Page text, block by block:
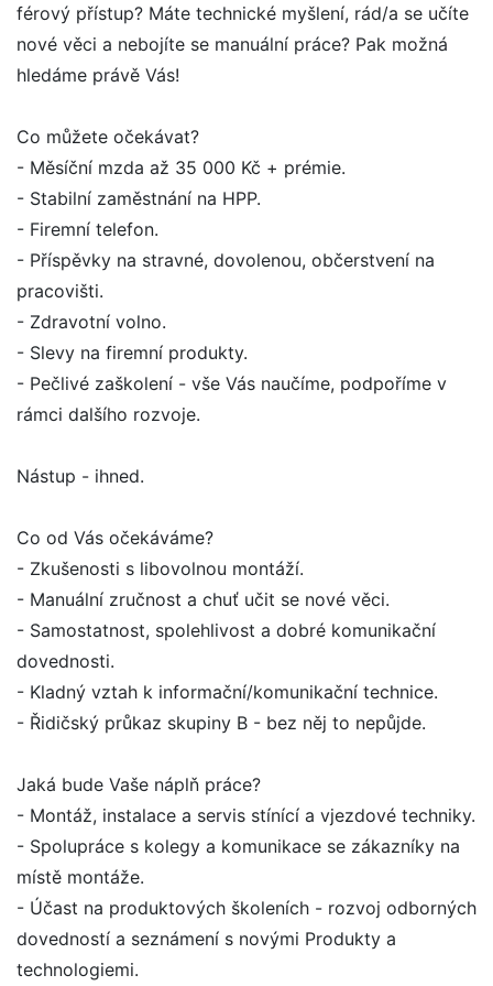
férový přístup? Máte technické myšlení, rád/a se učíte
nové věci a nebojíte se manuální práce? Pak možná
hledáme právě Vás!
Co můžete očekávat?
- Měsíční mzda až 35 000 Kč + prémie.
- Stabilní zaměstnání na HPP.
- Firemní telefon.
- Příspěvky na stravné, dovolenou, občerstvení na
pracovišti.
- Zdravotní volno.
- Slevy na firemní produkty.
- Pečlivé zaškolení - vše Vás naučíme, podpoříme v
rámci dalšího rozvoje.
Nástup - ihned.
Co od Vás očekáváme?
- Zkušenosti s libovolnou montáží.
- Manuální zručnost a chuť učit se nové věci.
- Samostatnost, spolehlivost a dobré komunikační
dovednosti.
- Kladný vztah k informační/komunikační technice.
- Řidičský průkaz skupiny B - bez něj to nepůjde.
Jaká bude Vaše náplň práce?
- Montáž, instalace a servis stínící a vjezdové techniky.
- Spolupráce s kolegy a komunikace se zákazníky na
místě montáže.
- Účast na produktových školeních - rozvoj odborných
dovedností a seznámení s novými Produkty a
technologiemi.